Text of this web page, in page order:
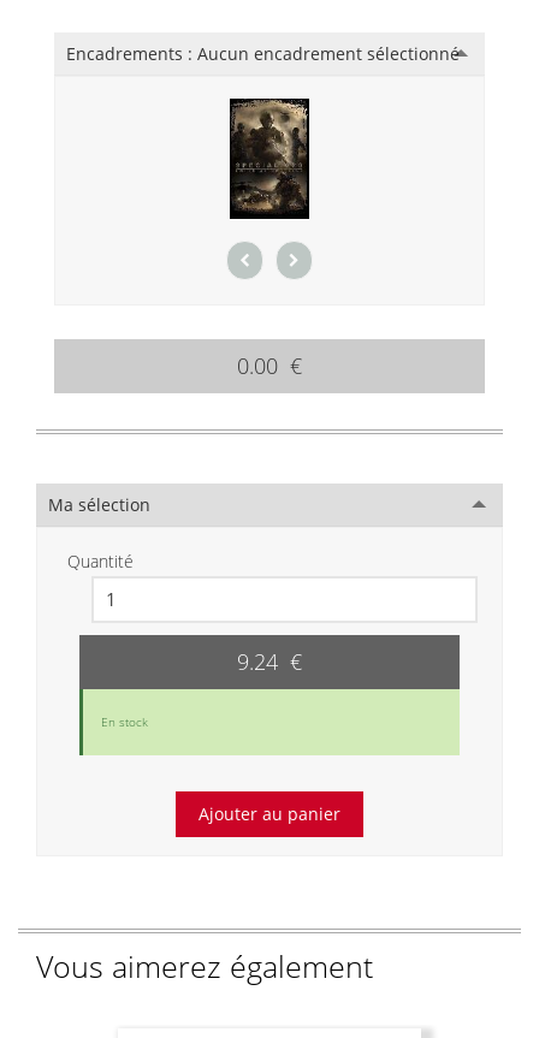
Encadrements : Aucun encadrement sélectionné
0.00 €
Ma sélection
Quantité
9.24 €
En stock
Vous aimerez également